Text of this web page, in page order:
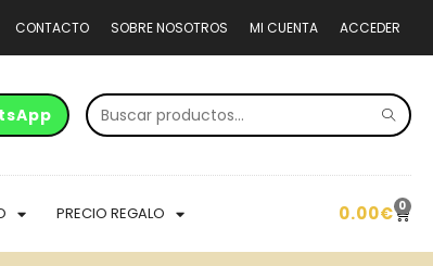
CONTACTO SOBRE NOSOTROS MI CUENTA ACCEDER
PRECIO REGALO 0.00€ 0